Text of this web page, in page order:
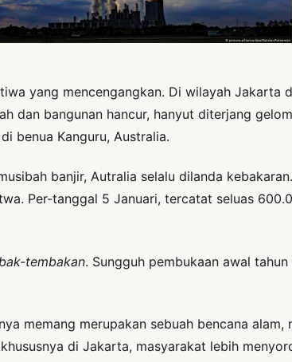
yang mencengangkan. Di wilayah Jakarta
dan bangunan hancur, hanyut diterjang
benua Kanguru, Australia.
banjir, Autralia selalu dilanda
Per-tanggal 5 Januari, tercatat seluas
tembakan. Sungguh pembukaan awal
memang merupakan sebuah bencana
di Jakarta, masyarakat lebih